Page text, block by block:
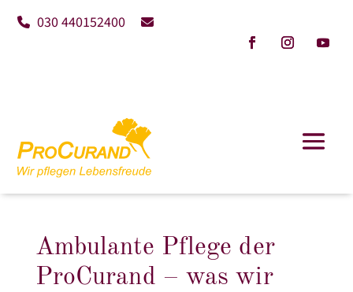
030 440152400
Ambulante Pflege der
ProCurand – was wir